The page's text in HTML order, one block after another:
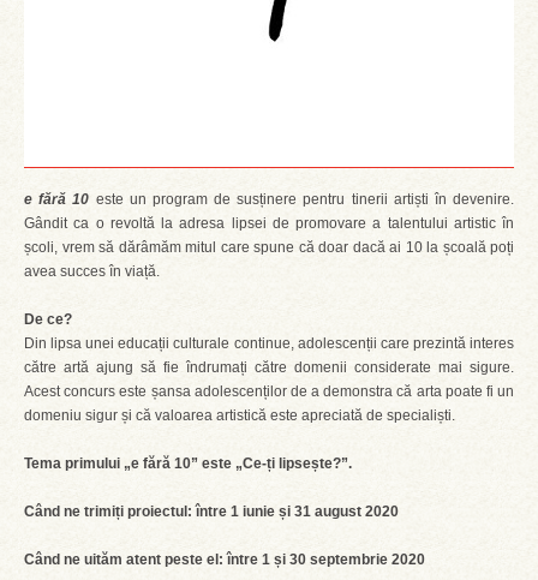
e fără 10 este un program de susținere pentru tinerii artiști în devenire.
Gândit ca o revoltă la adresa lipsei de promovare a talentului artistic în
școli, vrem să dărâmăm mitul care spune că doar dacă ai 10 la școală poți
avea succes în viață.
De ce?
Din lipsa unei educații culturale continue, adolescenții care prezintă interes
către artă ajung să fie îndrumați către domenii considerate mai sigure.
Acest concurs este șansa adolescenților de a demonstra că arta poate fi un
domeniu sigur și că valoarea artistică este apreciată de specialiști.
Tema primului „e fără 10” este „Ce-ți lipsește?”.
Când ne trimiți proiectul: între 1 iunie și 31 august 2020
Când ne uităm atent peste el: între 1 și 30 septembrie 2020